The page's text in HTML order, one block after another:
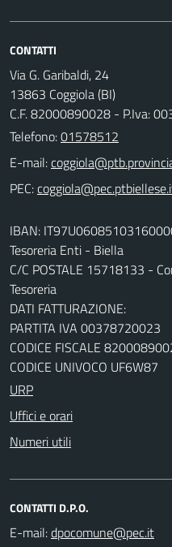
CONTATTI
Via G. Garibaldi, 24
13863 Coggiola (BI)
C.F. 82000890028 - P.Iva:
Telefono:01578512
E-mail:
PEC:
IBAN:
Tesoreria Enti - Biella
C/C POSTALE 15718133 -
Tesoreria
DATI FATTURAZIONE:
PARTITA IVA 00378720023
CODICE FISCALE
CODICE UNIVOCO UF6W87
URP
Uffici e orari
Numeri utili
CONTATTI D.P.O.
E-mail: